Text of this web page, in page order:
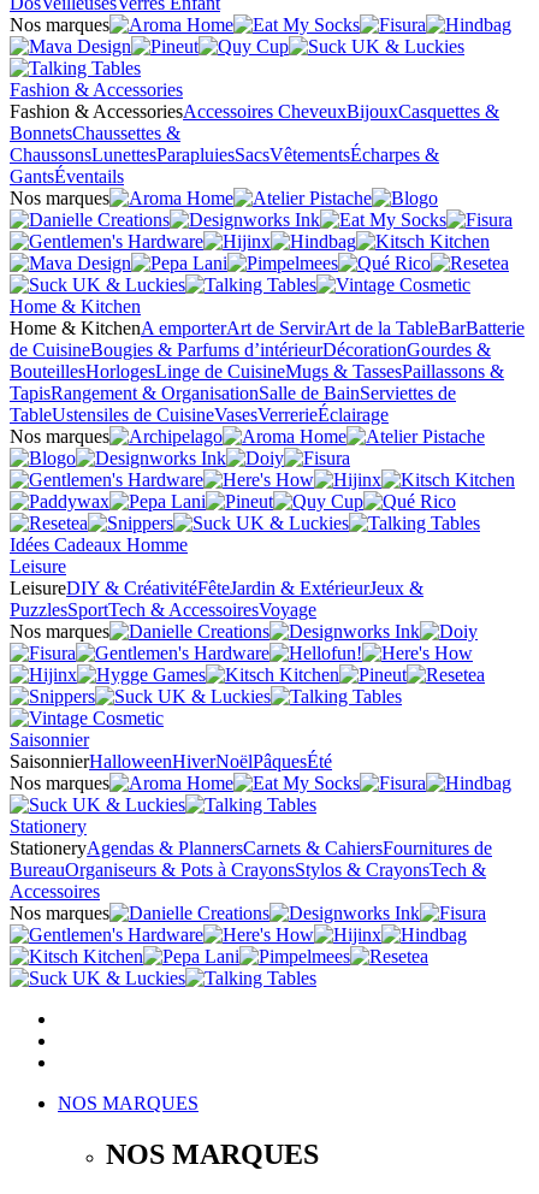
Nos marques
Fashion & Accessories
Fashion & AccessoriesAccessoires CheveuxBijouxCasquettes &
BonnetsChaussettes &
ChaussonsLunettesParapluiesSacsVêtementsÉcharpes &
GantsÉventails
Nos marques
Home & Kitchen
Home & KitchenA emporterArt de ServirArt de la TableBarBatterie
de CuisineBougies & Parfums d’intérieurDécorationGourdes &
BouteillesHorlogesLinge de CuisineMugs & TassesPaillassons &
TapisRangement & OrganisationSalle de BainServiettes de
TableUstensiles de CuisineVasesVerrerieÉclairage
Nos marques
Idées Cadeaux Homme
Leisure
LeisureDIY & CréativitéFêteJardin & ExtérieurJeux &
PuzzlesSportTech & AccessoiresVoyage
Nos marques
Saisonnier
SaisonnierHalloweenHiverNoëlPâquesÉté
Nos marques
Stationery
StationeryAgendas & PlannersCarnets & CahiersFournitures de
BureauOrganiseurs & Pots à CrayonsStylos & CrayonsTech &
Accessoires
Nos marques
NOS MARQUES
NOS MARQUES